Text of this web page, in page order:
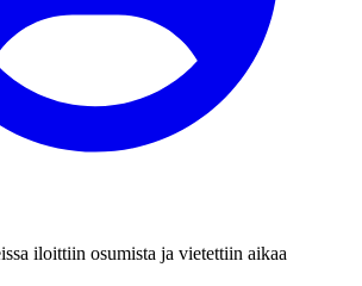
iloittiin osumista ja vietettiin aikaa